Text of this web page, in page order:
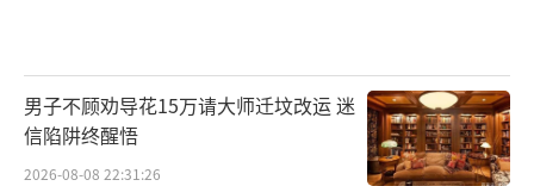
男子不顾劝导花15万请大师迁坟改运 迷
信陷阱终醒悟
2026-08-08 22:31:26